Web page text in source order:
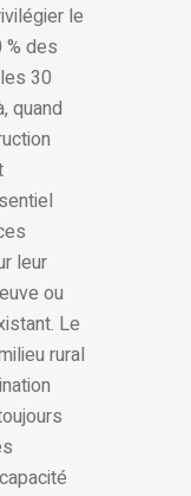
le
% des
30
quand
leur
ou
Le
rural